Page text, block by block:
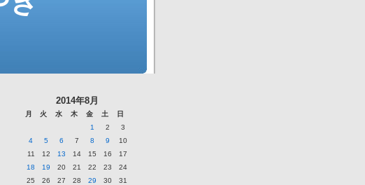
2014年8月
月 火 水 木 金 土
日
1
2
3
4
5 6 7 8 9
10
11
12 13 14 15 16
17
18
19 20 21 22 23
24
25
26 27 28 29 30
31